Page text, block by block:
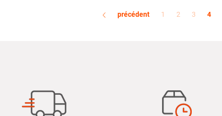
précédent 1 2 3 4